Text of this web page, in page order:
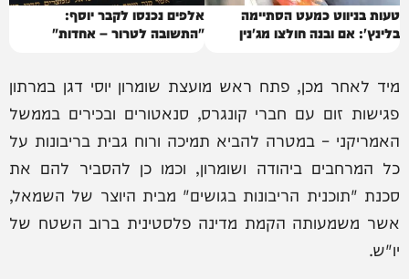
טעות בניווט כמעט הסתיימה
בלינץ': אם ובנה חולצו מג'נין
אלפים נכנסו לקבר יוסף:
"התשובה לטרור – אחדות"
מיד לאחר מכן, פתח ראש מועצת שומרון יוסי דגן במרתון
פגישות זום עם חברי קונגרס, סנאטורים ובכירים בממשל
האמריקני – במטרה להביא תמיכה ורוח גבית בריבונות על
כל המרחבים ביהודה ושומרון, וכמו כן להסביר להם את
סכנת "תוכנית הריבונות בגושים" מבית היוצר של השמאל,
אשר משמעותה הקמת מדינה פלסטינית ברוב השטח של
יו"ש.